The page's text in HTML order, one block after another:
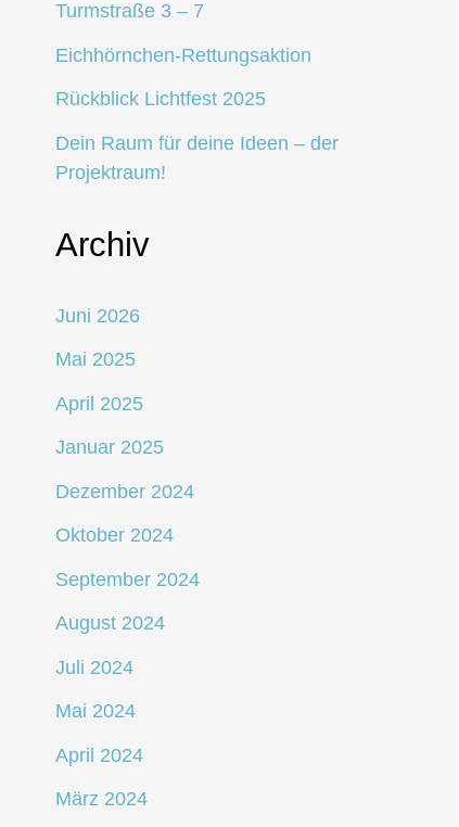
Turmstraße 3 – 7
Eichhörnchen-Rettungsaktion
Rückblick Lichtfest 2025
Dein Raum für deine Ideen – der
Projektraum!
Archiv
Juni 2026
Mai 2025
April 2025
Januar 2025
Dezember 2024
Oktober 2024
September 2024
August 2024
Juli 2024
Mai 2024
April 2024
März 2024